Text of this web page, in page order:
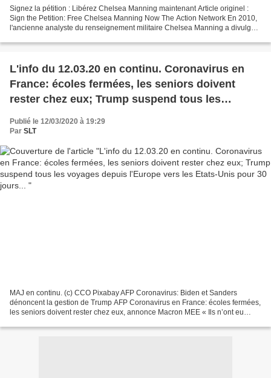
Signez la pétition : Libérez Chelsea Manning maintenant Article originel :
Sign the Petition: Free Chelsea Manning Now The Action Network En 2010,
l'ancienne analyste du renseignement militaire Chelsea Manning a divulgué
L'info du 12.03.20 en continu. Coronavirus en
France: écoles fermées, les seniors doivent
rester chez eux; Trump suspend tous les
voyages depuis l'Europe vers les Etats-Unis
pour 30 jours...
Publié le 12/03/2020 à 19:29
Par SLT
MAJ en continu. (c) CCO Pixabay AFP Coronavirus: Biden et Sanders
dénoncent la gestion de Trump AFP Coronavirus en France: écoles fermées,
les seniors doivent rester chez eux, annonce Macron MEE « Ils n’ont eu